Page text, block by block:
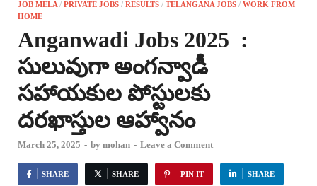
JOB MELA / PRIVATE JOBS / RESULTS / TELANGANA JOBS / WORK FROM
HOME
Anganwadi Jobs 2025 :
సులువుగా అంగన్వాడీ
సహాయకుల పోస్టులకు
దరఖాస్తుల ఆహ్వానం
March 25, 2025 - by mohan - Leave a Comment
SHARE SHARE PIN IT SHARE